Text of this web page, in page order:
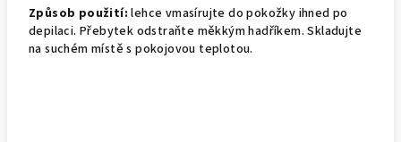
Způsob použití: lehce vmasírujte do pokožky ihned po
depilaci. Přebytek odstraňte měkkým hadříkem. Skladujte
na suchém místě s pokojovou teplotou.